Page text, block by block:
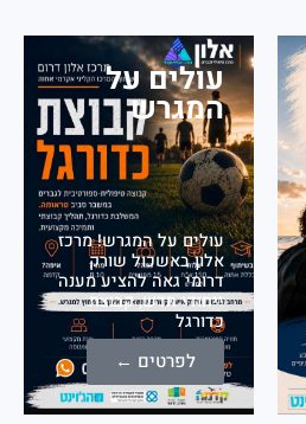
עולים על
המגרש
עולים על המגרש! מרכז
אלון באשכול שורק
דרומי גאה להציע מענה
ייחודי חדש, קבוצת
כדורגל
לפרטים ←